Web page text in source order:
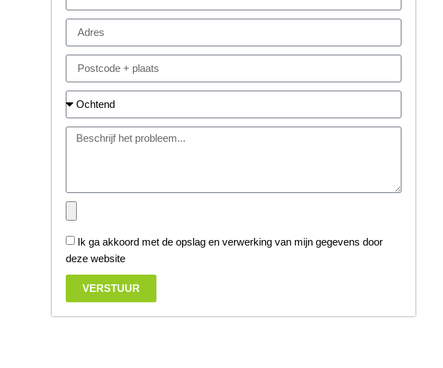
Ik ga akkoord met de opslag en verwerking van mijn gegevens door
deze website
VERSTUUR